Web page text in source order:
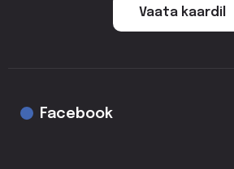
Vaata kaardil
Facebook